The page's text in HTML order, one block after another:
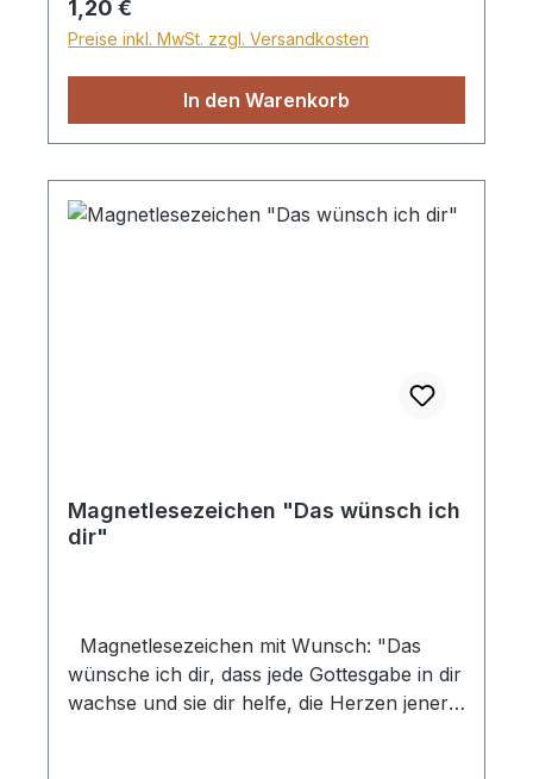
Regulärer Preis:
1,20 €
Preise inkl. MwSt. zzgl. Versandkosten
In den Warenkorb
Magnetlesezeichen "Das wünsch ich
dir"
Magnetlesezeichen mit Wunsch: "Das
wünsche ich dir, dass jede Gottesgabe in dir
wachse und sie dir helfe, die Herzen jener